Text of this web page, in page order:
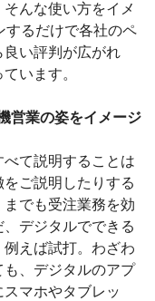
んな使い方をイメ
するだけで各社のペ
い評判が広がれ
います。
営業の姿をイメージ
て説明することは
ご説明したりする
でも受注業務を効
デジタルでできる
えば試打。わざわ
、デジタルのアプ
マホやタブレッ